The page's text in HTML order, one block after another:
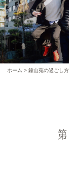
ホーム >鐘山苑の過ごし方